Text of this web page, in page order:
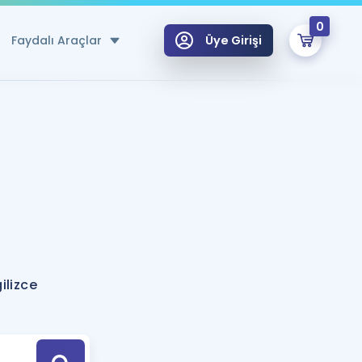
Faydalı Araçlar
Hesaplama Aracı
için Öneriler
Tek Takvimde
Üye Girişi
0